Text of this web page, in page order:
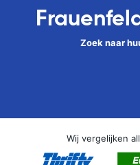
Zoek naar
Wij vergelijken